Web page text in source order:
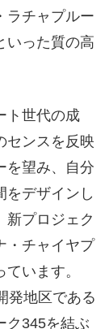
ラチャプルー
いった質の高
ト世代の成
センスを反映
を望み、自分
をデザインし
新プロジェク
・チャイヤプ
います。
発地区である
ク345を結ぶ